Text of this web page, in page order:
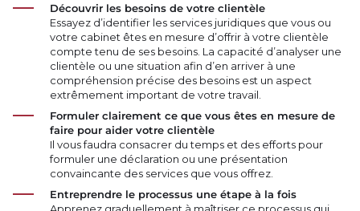
Découvrir les besoins de votre clientèle
Essayez d’identifier les services juridiques que vous ou
votre cabinet êtes en mesure d’offrir à votre clientèle
compte tenu de ses besoins. La capacité d’analyser une
clientèle ou une situation afin d’en arriver à une
compréhension précise des besoins est un aspect
extrêmement important de votre travail.
Formuler clairement ce que vous êtes en mesure de
faire pour aider votre clientèle
Il vous faudra consacrer du temps et des efforts pour
formuler une déclaration ou une présentation
convaincante des services que vous offrez.
Entreprendre le processus une étape à la fois